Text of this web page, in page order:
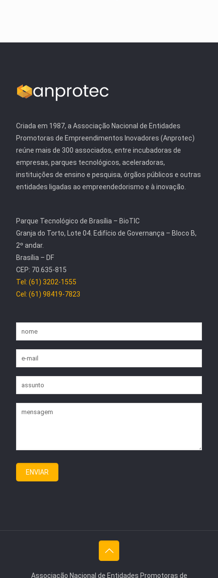
Criada em 1987, a Associação Nacional de Entidades
Promotoras de Empreendimentos Inovadores (Anprotec)
reúne mais de 300 associados, entre incubadoras de
empresas, parques tecnológicos, aceleradoras,
instituições de ensino e pesquisa, órgãos públicos e outras
entidades ligadas ao empreendedorismo e à inovação.
Parque Tecnológico de Brasília – BioTIC
Granja do Torto, Lote 04. Edifício de Governança – Bloco B,
2º andar.
Brasília – DF
CEP: 70.635-815
Tel: (61) 3202-1555
Cel: (61) 98419-7823
Associação Nacional de Entidades Promotoras de